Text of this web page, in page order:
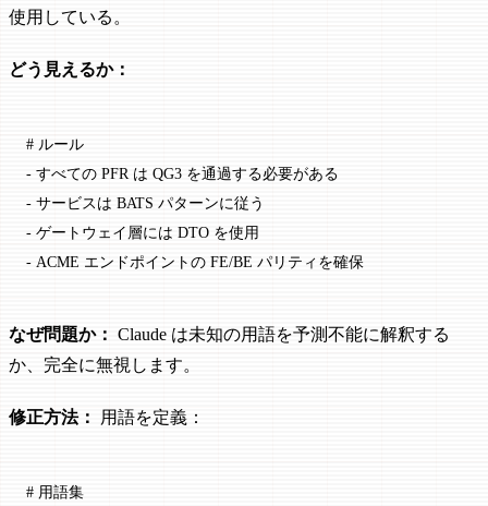
使用している。
どう見えるか：
# ルール
- すべての PFR は QG3 を通過する必要がある
- サービスは BATS パターンに従う
- ゲートウェイ層には DTO を使用
- ACME エンドポイントの FE/BE パリティを確保
なぜ問題か： Claude は未知の用語を予測不能に解釈する
か、完全に無視します。
修正方法： 用語を定義：
# 用語集